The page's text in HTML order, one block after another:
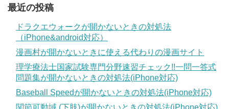
最近の投稿
ドラクエウォークが開かないときの対処法
（iPhone&android対応）
漫画村が開かないときに使える代わりの漫画サイト
理学療法士国家試験専門分野速習チェック!!一問一答式
問題集が開かないときの対処法(iPhone対応)
Baseball Speedが開かないときの対処法(iPhone対応)